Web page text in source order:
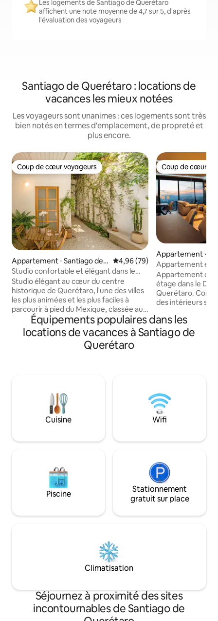
Les logements de Santiago de Querétaro
affichent une note moyenne de 4,7 sur 5, d'après
l'évaluation des voyageurs
Santiago de Querétaro : locations de
vacances les mieux notées
Les voyageurs sont unanimes : ces logements sont très
bien notés en termes d'emplacement, de propreté et
plus encore.
Coup de cœur voyageurs
Coup de cœur voyageurs
Appartement ⋅ Santiago de
Querétaro
Évaluation moyenne sur la
4,96 (79)
Studio confortable et élégant dans le
centre
Studio élégant au cœur du centre
historique de Querétaro, l'une des villes
les plus animées et les plus faciles à
parcourir à pied du Mexique, classée au
patrimoine mondial de l'UNESCO. Patio
partagé avec des plantes, parfait pour
votre café du matin. Proposé par un
Superhôte depuis 8 ans, dont le
Salle de bain complète • ✓ Télévision
connectée et espace de travail • ✓ Patio
À quelques pas des restaurants, des
Coup de cœur
Coup de cœur
Appartement ⋅
rétaro
Appartement
débordement
Appartement de
étage dans le
Querétaro.
des intérieurs
sur le coucher du
couples, les
voyageurs à la
débordement, un
Idéalement situé
de l'aqueduc
Querétaro (Los
Équipements populaires dans les
locations de vacances à Santiago de
Querétaro
Cuisine Wifi
Piscine
Stationnement
gratuit sur place
Climatisation
Séjournez à proximité des sites
incontournables de Santiago de